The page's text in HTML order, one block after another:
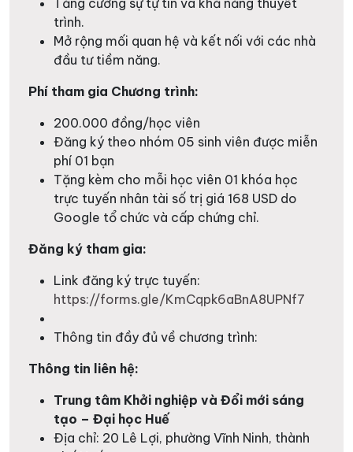
trình.
Mở rộng mối quan hệ và kết nối với các nhà
đầu tư tiềm năng.
Phí tham gia Chương trình:
200.000 đồng/học viên
Đăng ký theo nhóm 05 sinh viên được miễn
phí 01 bạn
Tặng kèm cho mỗi học viên 01 khóa học
trực tuyến nhân tài số trị giá 168 USD do
Google tổ chức và cấp chứng chỉ.
Đăng ký tham gia:
Link đăng ký trực tuyến:
https://forms.gle/KmCqpk6aBnA8UPNf7
Thông tin đầy đủ về chương trình:
Thông tin liên hệ:
Trung tâm Khởi nghiệp và Đổi mới sáng
tạo – Đại học Huế
Địa chỉ: 20 Lê Lợi, phường Vĩnh Ninh, thành